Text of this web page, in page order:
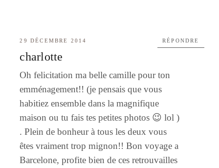
29 DÉCEMBRE 2014
charlotte
Oh felicitation ma belle camille pour ton
emménagement!! (je pensais que vous
habitiez ensemble dans la magnifique
maison ou tu fais tes petites photos 😉 lol )
. Plein de bonheur à tous les deux vous
êtes vraiment trop mignon!! Bon voyage a
Barcelone, profite bien de ces retrouvailles
RÉPONDRE